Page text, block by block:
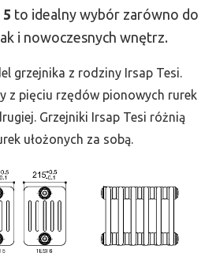
5 to idealny wybór zarówno do
i nowoczesnych wnętrz.
grzejnika z rodziny Irsap Tesi.
z pięciu rzędów pionowych rurek
Grzejniki Irsap Tesi różnią
ułożonych za sobą.